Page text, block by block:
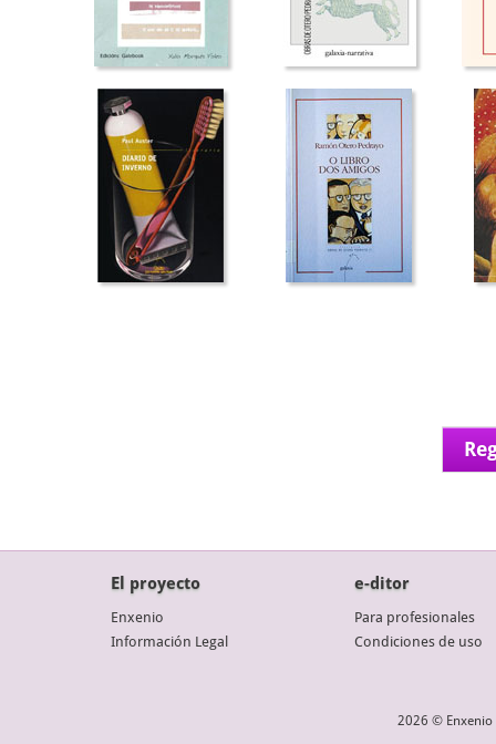
El proyecto
Enxenio
Información Legal
e-ditor
Para profesionales
Condiciones de uso
2026 © Enxenio